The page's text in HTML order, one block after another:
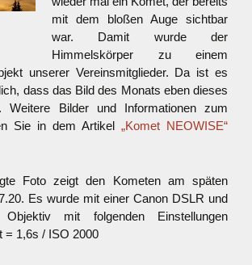
mit dem bloßen Auge sichtbar
war. Damit wurde der
Himmelskörper zu einem
unserer Vereinsmitglieder. Da ist es
dass das Bild des Monats eben dieses
Weitere Bilder und Informationen zum
Sie in dem Artikel „Komet NEOWISE“
Foto zeigt den Kometen am späten
Es wurde mit einer Canon DSLR und
mit folgenden Einstellungen
= 1,6s / ISO 2000